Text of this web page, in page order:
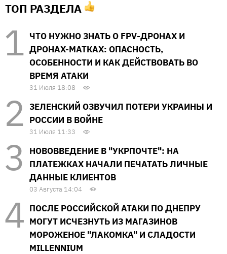
ТОП РАЗДЕЛА
ЧТО НУЖНО ЗНАТЬ О FPV-ДРОНАХ И
ДРОНАХ-МАТКАХ: ОПАСНОСТЬ,
ОСОБЕННОСТИ И КАК ДЕЙСТВОВАТЬ ВО
ВРЕМЯ АТАКИ
31 Июля 18:08
ЗЕЛЕНСКИЙ ОЗВУЧИЛ ПОТЕРИ УКРАИНЫ И
РОССИИ В ВОЙНЕ
31 Июля 11:33
НОВОВВЕДЕНИЕ В "УКРПОЧТЕ": НА
ПЛАТЕЖКАХ НАЧАЛИ ПЕЧАТАТЬ ЛИЧНЫЕ
ДАННЫЕ КЛИЕНТОВ
03 Августа 14:04
ПОСЛЕ РОССИЙСКОЙ АТАКИ ПО ДНЕПРУ
МОГУТ ИСЧЕЗНУТЬ ИЗ МАГАЗИНОВ
МОРОЖЕНОЕ "ЛАКОМКА" И СЛАДОСТИ
MILLENNIUM